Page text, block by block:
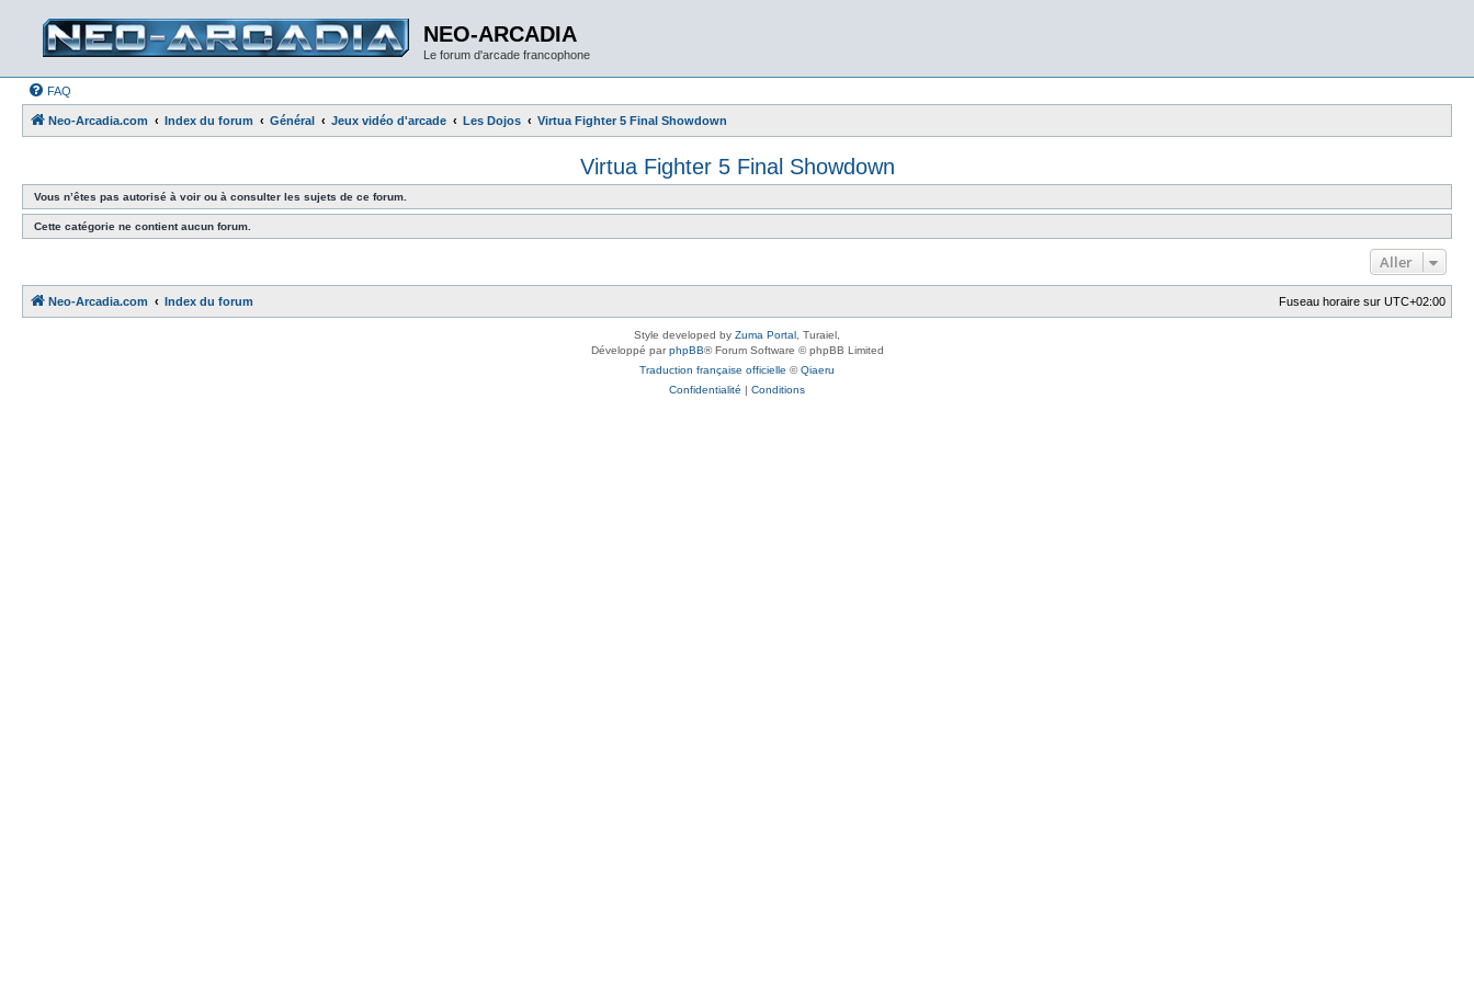
NEO-ARCADIA
Le forum d'arcade francophone
FAQ
Neo-Arcadia.com Index du forum Général Jeux vidéo d'arcade Les Dojos Virtua Fighter 5 Final Showdown
Virtua Fighter 5 Final Showdown
Vous n’êtes pas autorisé à voir ou à consulter les sujets de ce forum.
Cette catégorie ne contient aucun forum.
Aller
Neo-Arcadia.com Index du forum Fuseau horaire sur UTC+02:00
Style developed by Zuma Portal , Turaiel,
Développé parphpBB® Forum Software © phpBB Limited
Traduction française officielle ©Qiaeru
Confidentialité | Conditions